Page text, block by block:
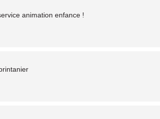
animation enfance !